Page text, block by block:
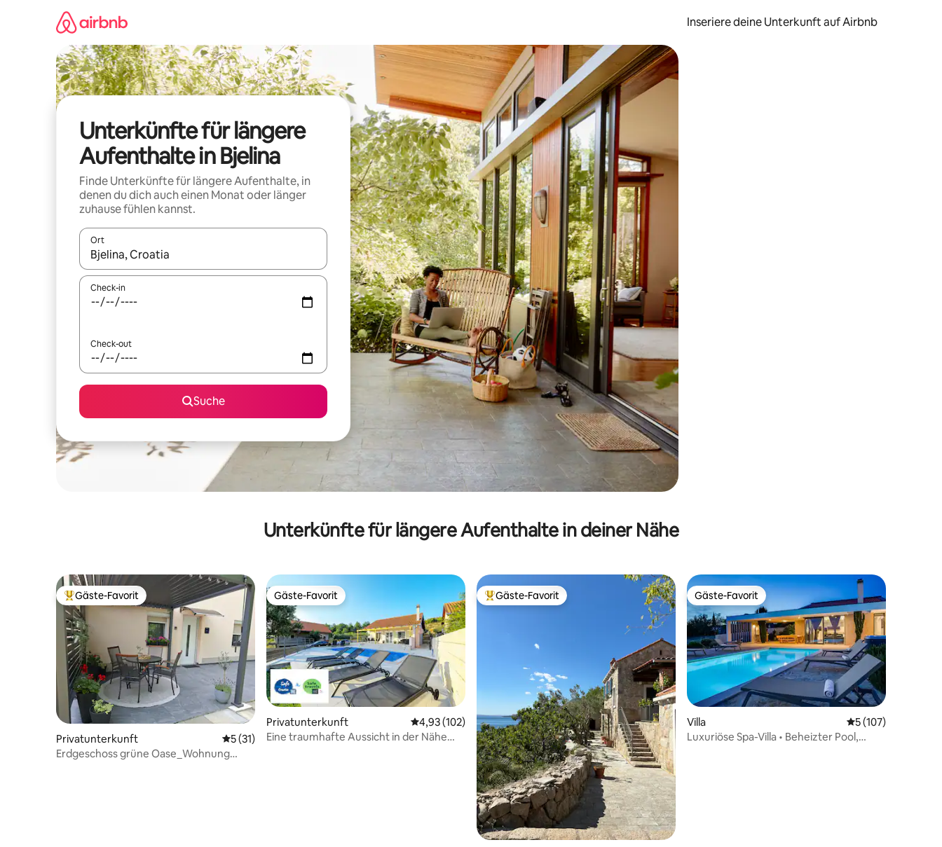
Inseriere deine Unterkunft auf Airbnb
Unterkünfte für längere
Aufenthalte in Bjelina
Finde Unterkünfte für längere Aufenthalte, in
denen du dich auch einen Monat oder länger
zuhause fühlen kannst.
Ort
Wenn Ergebnisse verfügbar sind, navigiere mit den Pfeiltasten nach oben und unten oder erkunde die Ergebnisse durch Berühren oder Wischgesten.
Check-in
Check-out
Suche
Unterkünfte für längere Aufenthalte in deiner Nähe
Beliebter Gäste-Favorit.
Gäste-Favorit
Privatunterkunft Durchschnittliche Bewertung: 5 von 5, 31 Bewertungen
5 (31)
Erdgeschoss grüne Oase_Wohnung
Gäste-Favorit
Gäste-Favorit
Privatunterkunft Durchschnittliche Bewertung: 4,93 von 5, 102 Bewertungen
4,93 (102)
Eine traumhafte Aussicht in der Nähe
Beliebter Gäste-Favorit.
Gäste-Favorit Gäste-Favorit
Gäste-Favorit
Villa Durchschnittliche
5 (107)
Luxuriöse Spa-Villa • Beheizter Pool,